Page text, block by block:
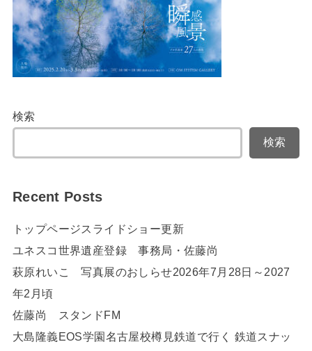
検索
検索
Recent Posts
トップページスライドショー更新
ユネスコ世界遺産登録 事務局・佐藤尚
萩原れいこ 写真展のおしらせ2026年7月28日～2027
年2月頃
佐藤尚 スタンドFM
大島隆義EOS学園名古屋校樽見鉄道で行く 鉄道スナッ